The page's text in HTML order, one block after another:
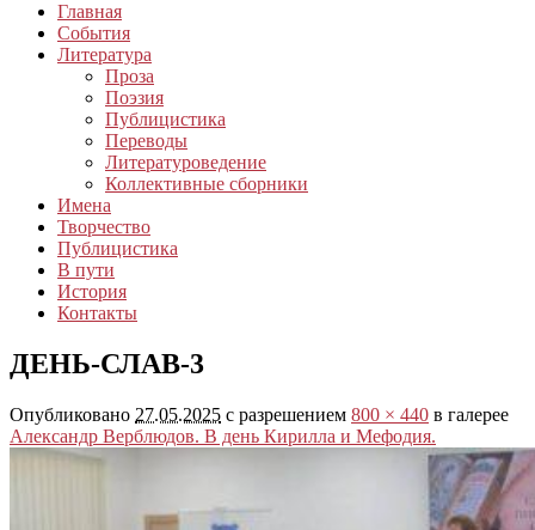
Главная
События
Литература
Проза
Поэзия
Публицистика
Переводы
Литературоведение
Коллективные сборники
Имена
Творчество
Публицистика
В пути
История
Контакты
ДЕНЬ-СЛАВ-3
Опубликовано 27.05.2025 с разрешением 800 × 440 в галерее
Александр Верблюдов. В день Кирилла и Мефодия.